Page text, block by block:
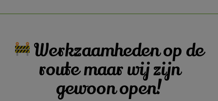
Werkzaamheden op de
route maar wij zijn
gewoon open!